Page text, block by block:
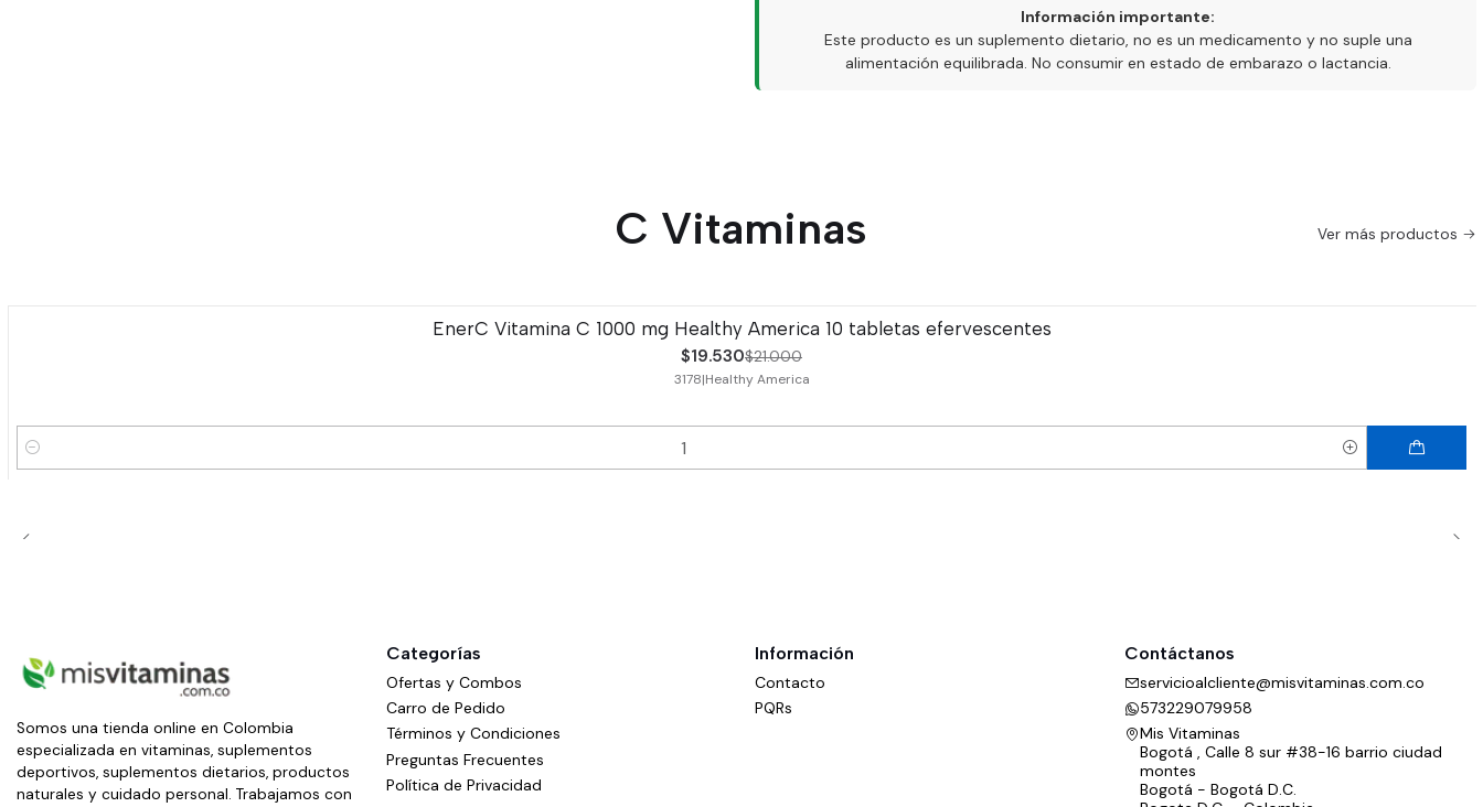
Información importante:
Este producto es un suplemento dietario, no es un medicamento y no suple una
alimentación equilibrada. No consumir en estado de embarazo o lactancia.
C Vitaminas Ver más productos
EnerC Vitamina C 1000 mg Healthy America 10 tabletas efervescentes
$19.530$21.000
3178|Healthy America
Cantidad
Somos una tienda online en Colombia
especializada en vitaminas, suplementos
deportivos, suplementos dietarios, productos
naturales y cuidado personal. Trabajamos con
Categorías
Ofertas y Combos
Carro de Pedido
Términos y Condiciones
Preguntas Frecuentes
Política de Privacidad
Información
Contacto
PQRs
Contáctanos
servicioalcliente@misvitaminas.com.co
573229079958
Mis Vitaminas
Bogotá , Calle 8 sur #38-16 barrio ciudad
montes
Bogotá - Bogotá D.C.